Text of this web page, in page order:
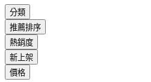
分類
推薦排序
熱銷度
新上架
價格